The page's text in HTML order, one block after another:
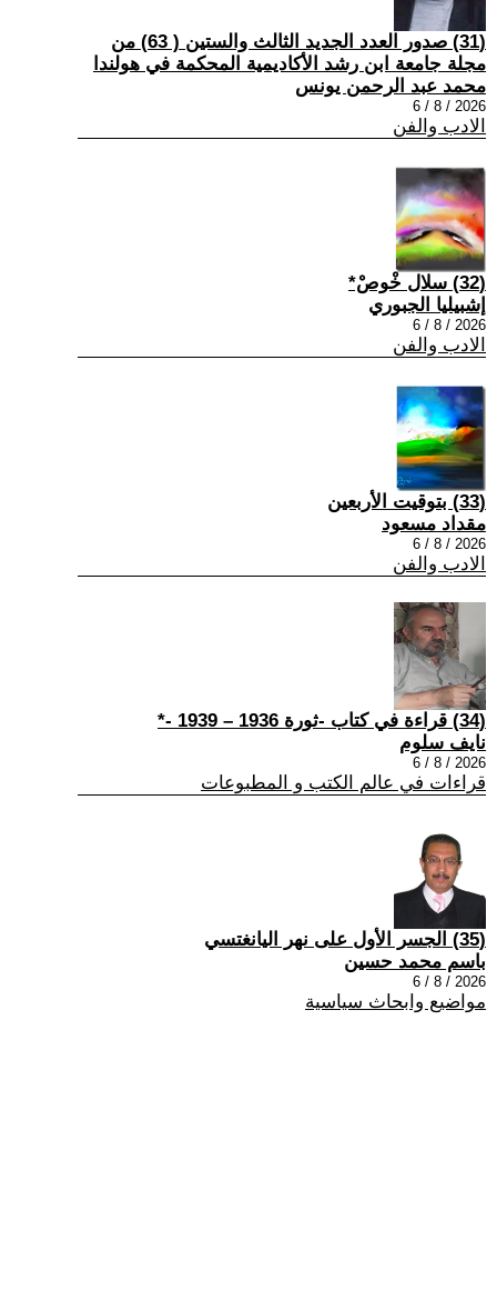
(31) صدور العدد الجديد الثالث والستين ( 63) من
مجلة جامعة ابن رشد الأكاديمية المحكمة في هولندا
محمد عبد الرحمن يونس
2026 / 8 / 6
الادب والفن
(32) سلال خْوصْ*
إشبيليا الجبوري
2026 / 8 / 6
الادب والفن
(33) بتوقيت الأربعين
مقداد مسعود
2026 / 8 / 6
الادب والفن
(34) قراءة في كتاب -ثورة 1936 – 1939 -*
نايف سلوم
2026 / 8 / 6
قراءات في عالم الكتب و المطبوعات
(35) الجسر الأول على نهر اليانغتسي
باسم محمد حسين
2026 / 8 / 6
مواضيع وابحاث سياسية